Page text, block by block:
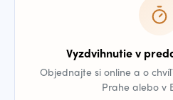
Vyzdvihnutie v
Objednajte si online a o
Prahe alebo v